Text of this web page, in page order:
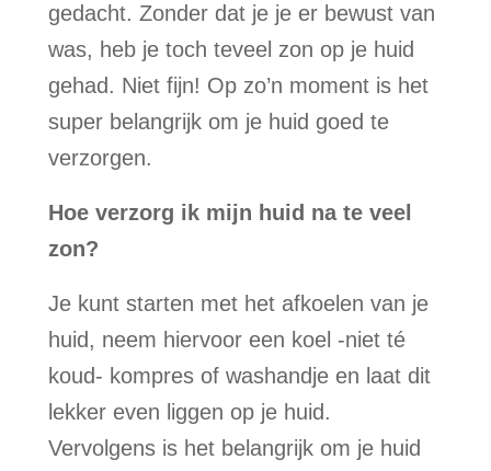
gedacht. Zonder dat je je er bewust van
was, heb je toch teveel zon op je huid
gehad. Niet fijn! Op zo’n moment is het
super belangrijk om je huid goed te
verzorgen.
Hoe verzorg ik mijn huid na te veel
zon?
Je kunt starten met het afkoelen van je
huid, neem hiervoor een koel -niet té
koud- kompres of washandje en laat dit
lekker even liggen op je huid.
Vervolgens is het belangrijk om je huid